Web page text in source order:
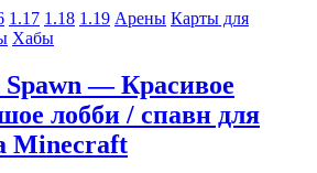
1.17 1.18 1.19 Арены Карты для
Хабы
Spawn — Красивое
лобби / спавн для
Minecraft